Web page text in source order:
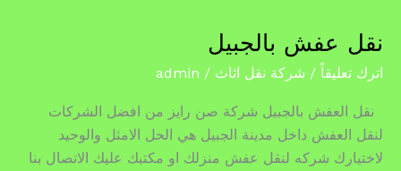
نقل عفش بالجبيل
اترك تعليقاً / شركة نقل اثاث /
admin
نقل العفش بالجبيل شركة صن رايز من افضل الشركات
لنقل العفش داخل مدينة الجبيل هي الحل الامثل والوحيد
لاختيارك شركه لنقل عفش منزلك او مكتبك عليك الاتصال بنا
نقل
بالجبيل